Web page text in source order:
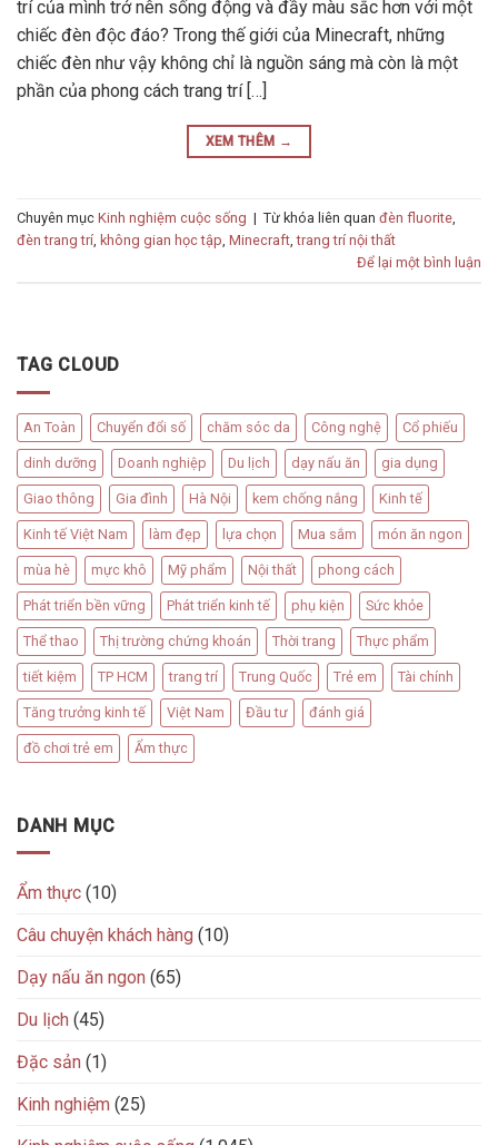
trí của mình trở nên sống động và đầy màu sắc hơn với một
chiếc đèn độc đáo? Trong thế giới của Minecraft, những
chiếc đèn như vậy không chỉ là nguồn sáng mà còn là một
phần của phong cách trang trí […]
XEM THÊM →
Chuyên mục Kinh nghiệm cuộc sống | Từ khóa liên quan đèn fluorite
đèn trang trí không gian học tập Minecraft ,trang trí nội thất
Để lại một bình luận
TAG CLOUD
An Toàn Chuyển đổi số chăm sóc da Công nghệ Cổ phiếu
dinh dưỡng Doanh nghiệp Du lịch dạy nấu ăn gia dụng
Giao thông Gia đình Hà Nội kem chống nắng Kinh tế
Kinh tế Việt Nam làm đẹp lựa chọn Mua sắm món ăn ngon
mùa hè mực khô Mỹ phẩm Nội thất phong cách
Phát triển bền vững Phát triển kinh tế phụ kiện Sức khỏe
Thể thao Thị trường chứng khoán Thời trang Thực phẩm
tiết kiệm TP HCM trang trí Trung Quốc Trẻ em Tài chính
Tăng trưởng kinh tế Việt Nam Đầu tư đánh giá
đồ chơi trẻ em Ẩm thực
DANH MỤC
Ẩm thực (10)
Câu chuyện khách hàng (10)
Dạy nấu ăn ngon (65)
Du lịch (45)
Đặc sản (1)
Kinh nghiệm (25)